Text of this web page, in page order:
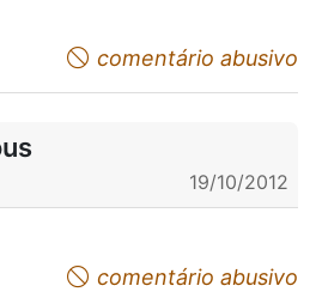
appreciate
comentário abusivo
19/10/2012
appreciate
comentário abusivo